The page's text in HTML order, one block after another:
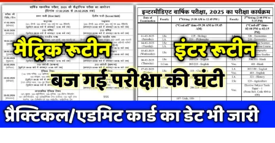
2025
का
रूटीन
जारी:
Matric
inter